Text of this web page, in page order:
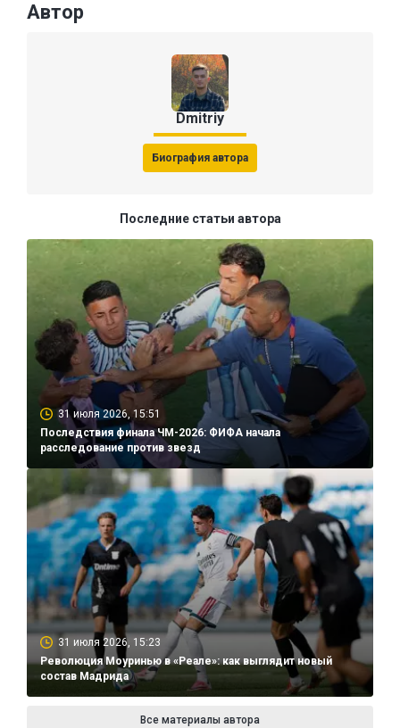
Автор
Dmitriy
Биография автора
Последние статьи автора
31 июля 2026, 15:51
Последствия финала ЧМ-2026: ФИФА начала
расследование против звезд
31 июля 2026, 15:23
Революция Моуринью в «Реале»: как выглядит новый
состав Мадрида
Все материалы автора